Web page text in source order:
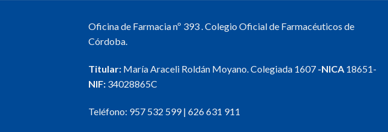
Oficina de Farmacia nº 393 . Colegio Oficial de Farmacéuticos de
Córdoba.
Titular: María Araceli Roldán Moyano. Colegiada 1607 -NICA 18651-
NIF: 34028865C
Teléfono: 957 532 599| 626 631 911